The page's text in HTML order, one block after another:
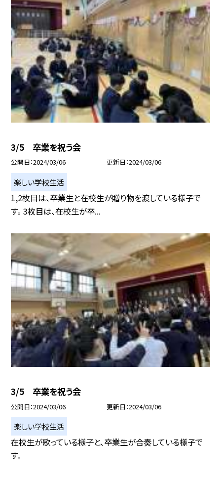
3/5 卒業を祝う会
公開日 2024/03/06 更新日 2024/03/06
楽しい学校生活
1,2枚目は、卒業生と在校生が贈り物を渡している様子で
す。 3枚目は、在校生が卒...
3/5 卒業を祝う会
公開日 2024/03/06 更新日 2024/03/06
楽しい学校生活
在校生が歌っている様子と、卒業生が合奏している様子で
す。